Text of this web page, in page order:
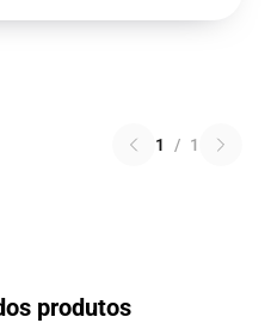
1 / 1
produtos